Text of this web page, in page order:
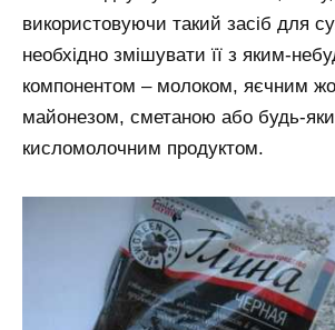
використовуючи такий засіб для
необхідно змішувати її з яким-
компонентом – молоком, яєчним
майонезом, сметаною або будь-
кисломолочним продуктом.